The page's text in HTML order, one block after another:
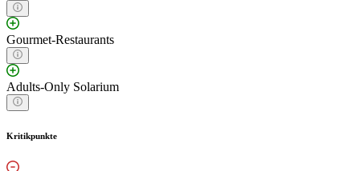
Gourmet-Restaurants
Adults-Only Solarium
Kritikpunkte